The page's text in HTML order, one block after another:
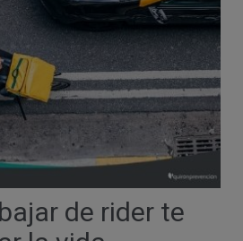
de rider te